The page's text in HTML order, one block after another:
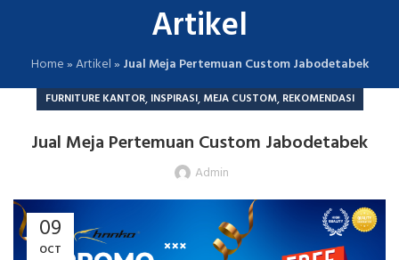
Artikel
Home»Artikel» Jual Meja Pertemuan Custom Jabodetabek
FURNITURE KANTOR, INSPIRASI, MEJA CUSTOM, REKOMENDASI
Jual Meja Pertemuan Custom Jabodetabek
Admin
09
OCT